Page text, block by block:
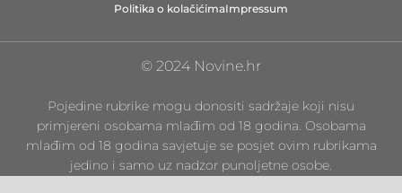
Politika o kolačićimaImpressum
© 2024 Novine.hr
Pojedine rubrike mogu donositi sadržaje koji nisu
primjereni osobama mlađim od 18 godina. Osobama
mlađim od 18 godina savjetuje se posjet ovim rubrikama
jedino i samo uz nadzor punoljetne osobe.